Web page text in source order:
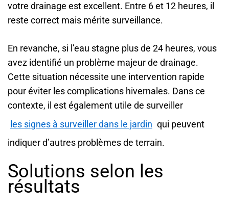
votre drainage est excellent. Entre 6 et 12 heures, il
reste correct mais mérite surveillance.
En revanche, si l’eau stagne plus de 24 heures, vous
avez identifié un problème majeur de drainage.
Cette situation nécessite une intervention rapide
pour éviter les complications hivernales. Dans ce
contexte, il est également utile de surveiller
les signes à surveiller dans le jardin qui peuvent
indiquer d’autres problèmes de terrain.
Solutions selon les
résultats